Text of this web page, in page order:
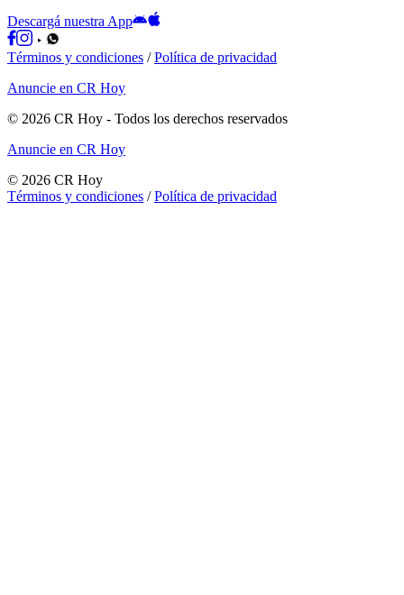
Descargá nuestra App
Términos y condiciones /Política de privacidad
Anuncie en CR Hoy
© 2026 CR Hoy - Todos los derechos reservados
Anuncie en CR Hoy
© 2026 CR Hoy
Términos y condiciones /Política de privacidad